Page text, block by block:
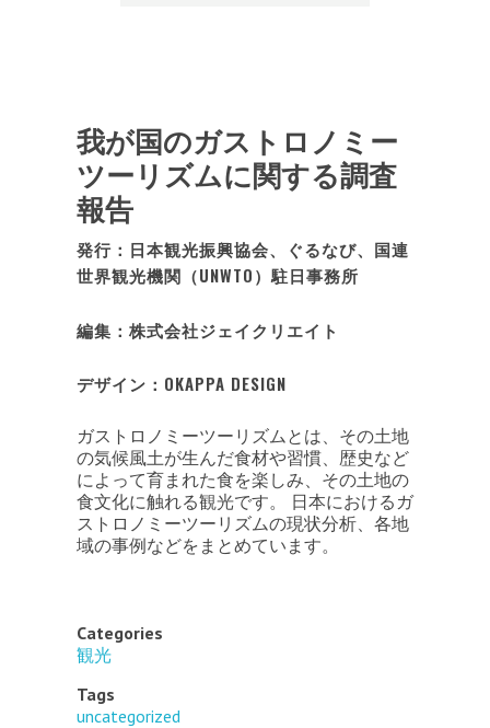
我が国のガストロノミー
ツーリズムに関する調査
報告
発行：日本観光振興協会、ぐるなび、国連
世界観光機関（UNWTO）駐日事務所
編集：株式会社ジェイクリエイト
デザイン：OKAPPA DESIGN
ガストロノミーツーリズムとは、その土地
の気候風土が生んだ食材や習慣、歴史など
によって育まれた食を楽しみ、その土地の
食文化に触れる観光です。 日本におけるガ
ストロノミーツーリズムの現状分析、各地
域の事例などをまとめています。
Categories
観光
Tags
uncategorized